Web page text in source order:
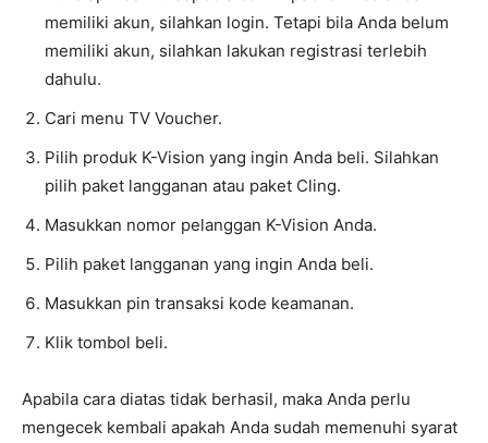
memiliki akun, silahkan login. Tetapi bila Anda belum
memiliki akun, silahkan lakukan registrasi terlebih
dahulu.
Cari menu TV Voucher.
Pilih produk K-Vision yang ingin Anda beli. Silahkan
pilih paket langganan atau paket Cling.
Masukkan nomor pelanggan K-Vision Anda.
Pilih paket langganan yang ingin Anda beli.
Masukkan pin transaksi kode keamanan.
Klik tombol beli.
Apabila cara diatas tidak berhasil, maka Anda perlu
mengecek kembali apakah Anda sudah memenuhi syarat